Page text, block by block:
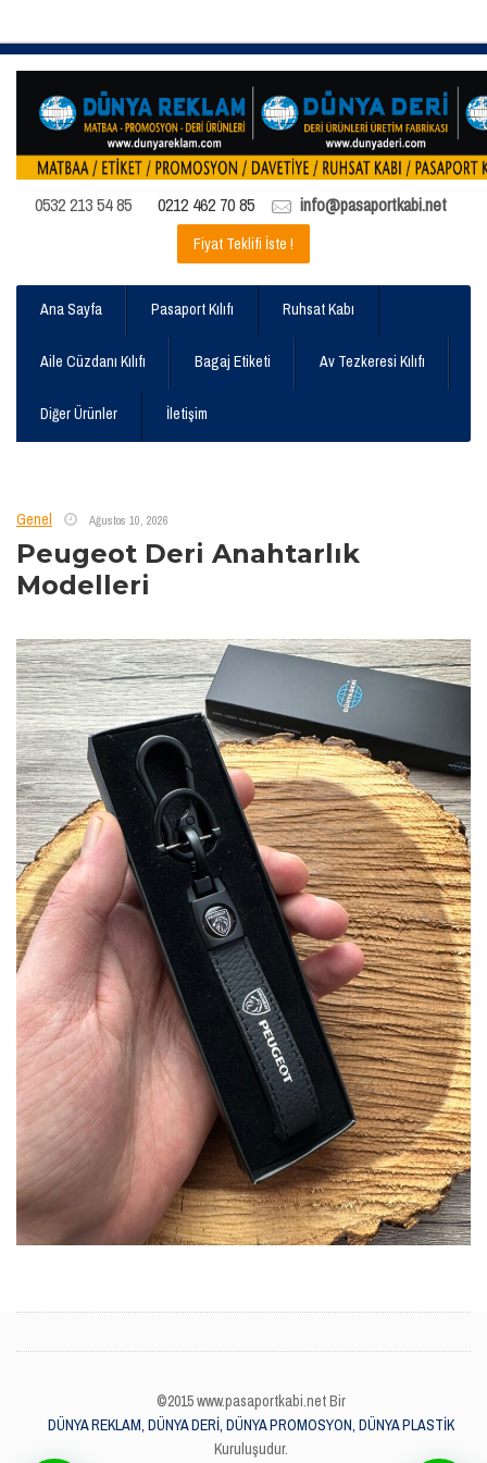
0532 213 54 85 0212 462 70 85 info@pasaportkabi.net
Fiyat Teklifi İste !
Ana Sayfa Pasaport Kılıfı Ruhsat Kabı
Aile Cüzdanı Kılıfı Bagaj Etiketi Av Tezkeresi Kılıfı
Diğer Ürünler İletişim
Genel Ağustos 10, 2026
Peugeot Deri Anahtarlık
Modelleri
©2015 www.pasaportkabi.net Bir
DÜNYA REKLAM, DÜNYA DERİ, DÜNYA PROMOSYON, DÜNYA PLASTİK
Kuruluşudur.